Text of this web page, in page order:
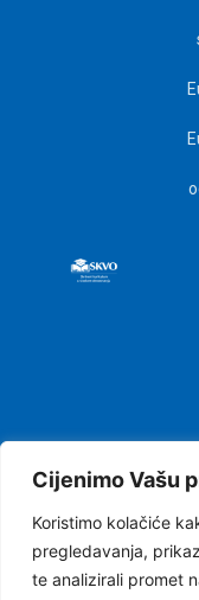
Cijenimo Vašu
Koristimo kolačiće
pregledavanja,
te analizirali promet
Pravila